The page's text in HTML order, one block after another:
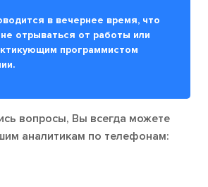
в вечернее время, что
отрываться от работы или
программистом
вопросы, Вы всегда можете
аналитикам по телефонам: